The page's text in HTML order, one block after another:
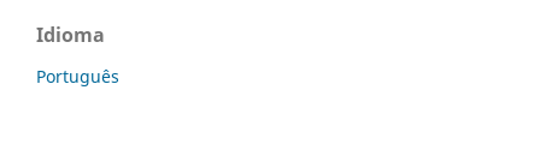
Idioma
Português